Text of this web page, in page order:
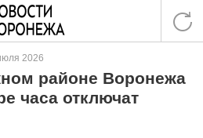
2026
районе Воронежа
часа отключат